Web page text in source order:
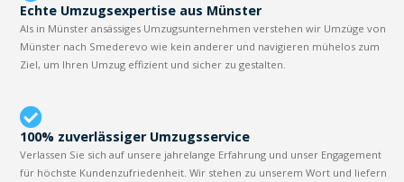
Echte Umzugsexpertise aus Münster
Als in Münster ansässiges Umzugsunternehmen verstehen wir Umzüge von
Münster nach Smederevo wie kein anderer und navigieren mühelos zum
Ziel, um Ihren Umzug effizient und sicher zu gestalten.
100% zuverlässiger Umzugsservice
Verlassen Sie sich auf unsere jahrelange Erfahrung und unser Engagement
für höchste Kundenzufriedenheit. Wir stehen zu unserem Wort und liefern